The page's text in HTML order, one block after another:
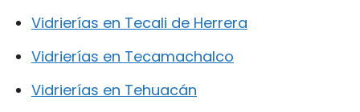
Vidrierías en Tecali de Herrera
Vidrierías en Tecamachalco
Vidrierías en Tehuacán